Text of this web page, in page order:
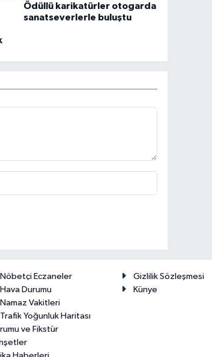
Ödüllü karikatürler otogarda
sanatseverlerle buluştu
Eczaneler
Durumu
Vakitleri
Yoğunluk Haritası
ve Fikstür
Gizlilik Sözleşmesi
Künye